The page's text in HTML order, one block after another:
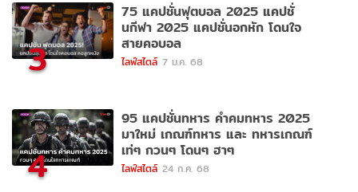
3
75 แคปชั่นฟุตบอล 2025 แคปชั่
นกีฬา 2025 แคปชั่นอกหัก โดนใจ
สายคอบอล
ไลฟ์สไตล์ 7 ม.ค. 68
4
95 แคปชั่นทหาร คำคมทหาร 2025
มาใหม่ เกณฑ์ทหาร และ ทหารเกณฑ์
เท่ๆ กวนๆ โดนๆ ฮาๆ
ไลฟ์สไตล์ 24 ก.ค. 68